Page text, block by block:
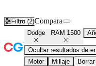
Filtro (2)Compara
Dodge RAM 1500
Ocultar resultados de
Motor
Millaje